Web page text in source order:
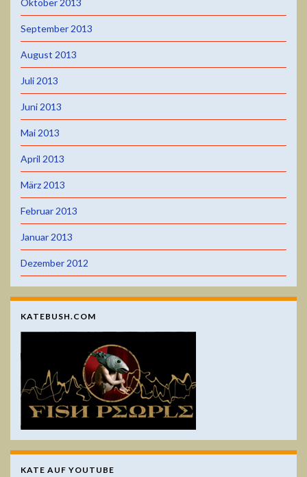
Oktober 2013
September 2013
August 2013
Juli 2013
Juni 2013
Mai 2013
April 2013
März 2013
Februar 2013
Januar 2013
Dezember 2012
KATEBUSH.COM
KATE AUF YOUTUBE